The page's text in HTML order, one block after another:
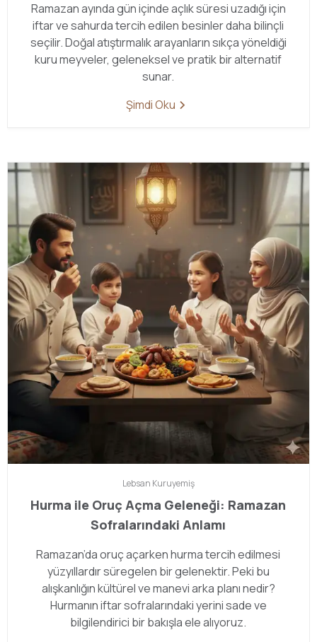
Ramazan ayında gün içinde açlık süresi uzadığı için
iftar ve sahurda tercih edilen besinler daha bilinçli
seçilir. Doğal atıştırmalık arayanların sıkça yöneldiği
kuru meyveler, geleneksel ve pratik bir alternatif
sunar.
Şimdi Oku
Lebsan Kuruyemiş
Hurma ile Oruç Açma Geleneği: Ramazan
Sofralarındaki Anlamı
Ramazan’da oruç açarken hurma tercih edilmesi
yüzyıllardır süregelen bir gelenektir. Peki bu
alışkanlığın kültürel ve manevi arka planı nedir?
Hurmanın iftar sofralarındaki yerini sade ve
bilgilendirici bir bakışla ele alıyoruz.